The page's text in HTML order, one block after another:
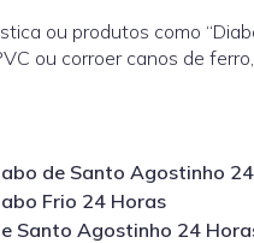
ou produtos como
ou corroer canos de
de Santo Agostinho
Frio 24 Horas
Santo Agostinho 24